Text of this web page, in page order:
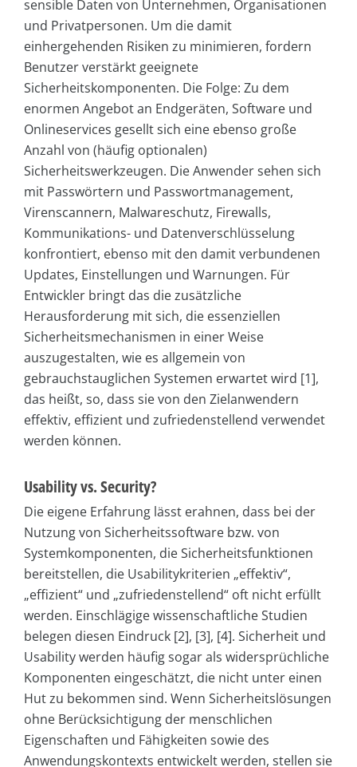
sensible Daten von Unternehmen, Organisationen
und Privatpersonen. Um die damit
einhergehenden Risiken zu minimieren, fordern
Benutzer verstärkt geeignete
Sicherheitskomponenten. Die Folge: Zu dem
enormen Angebot an Endgeräten, Software und
Onlineservices gesellt sich eine ebenso große
Anzahl von (häufig optionalen)
Sicherheitswerkzeugen. Die Anwender sehen sich
mit Passwörtern und Passwortmanagement,
Virenscannern, Malwareschutz, Firewalls,
Kommunikations- und Datenverschlüsselung
konfrontiert, ebenso mit den damit verbundenen
Updates, Einstellungen und Warnungen. Für
Entwickler bringt das die zusätzliche
Herausforderung mit sich, die essenziellen
Sicherheitsmechanismen in einer Weise
auszugestalten, wie es allgemein von
gebrauchstauglichen Systemen erwartet wird [1],
das heißt, so, dass sie von den Zielanwendern
effektiv, effizient und zufriedenstellend verwendet
werden können.
Usability vs. Security?
Die eigene Erfahrung lässt erahnen, dass bei der
Nutzung von Sicherheitssoftware bzw. von
Systemkomponenten, die Sicherheitsfunktionen
bereitstellen, die Usabilitykriterien „effektiv“,
„effizient“ und „zufriedenstellend“ oft nicht erfüllt
werden. Einschlägige wissenschaftliche Studien
belegen diesen Eindruck [2], [3], [4]. Sicherheit und
Usability werden häufig sogar als widersprüchliche
Komponenten eingeschätzt, die nicht unter einen
Hut zu bekommen sind. Wenn Sicherheitslösungen
ohne Berücksichtigung der menschlichen
Eigenschaften und Fähigkeiten sowie des
Anwendungskontexts entwickelt werden, stellen sie